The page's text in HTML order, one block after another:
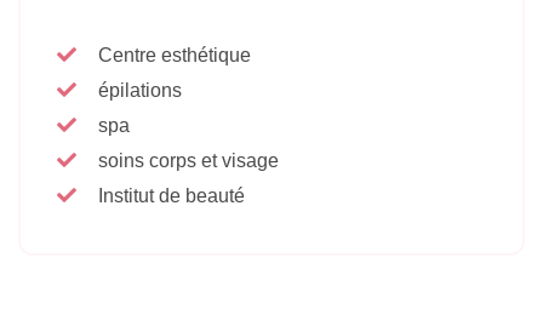
Centre esthétique
épilations
spa
soins corps et visage
Institut de beauté